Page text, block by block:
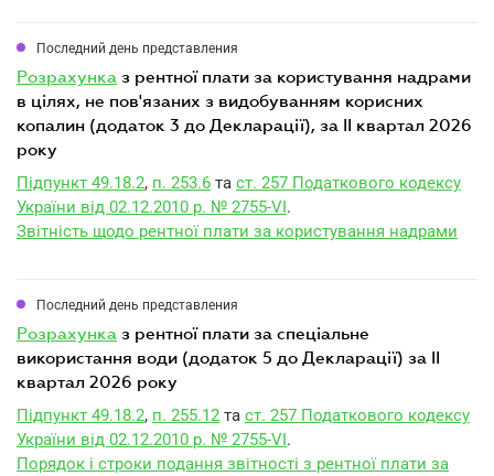
Последний день представления
розрахунка з рентної плати за користування надрами
в цілях, не пов'язаних з видобуванням корисних
копалин (додаток 3 до Декларації), за II квартал 2026
року
Підпункт 49.18.2, п. 253.6 та ст. 257 Податкового кодексу
України від 02.12.2010 р. № 2755-VI.
Звітність щодо рентної плати за користування надрами
Последний день представления
розрахунка з рентної плати за спеціальне
використання води (додаток 5 до Декларації) за II
квартал 2026 року
Підпункт 49.18.2, п. 255.12 та ст. 257 Податкового кодексу
України від 02.12.2010 р. № 2755-VI.
Порядок і строки подання звітності з рентної плати за